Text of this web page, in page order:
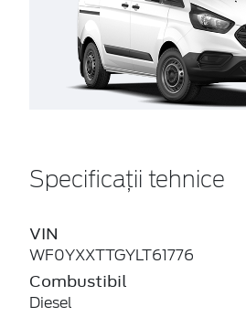
Specificații tehnice
VIN
WF0YXXTTGYLT61776
Combustibil
Diesel